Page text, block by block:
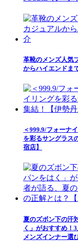
革靴のメンズ人気
からハイエンドま
＜999.9/フォーナ
を彩るサングラス
宿店】
夏のズボン下の汗
く」がおすすめ！
メンズインナー選